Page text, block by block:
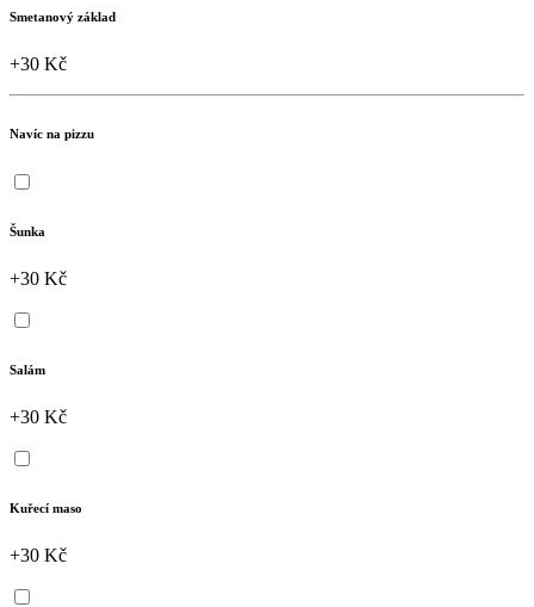
Smetanový základ
+30 Kč
Navíc na pizzu
Šunka
+30 Kč
Salám
+30 Kč
Kuřecí maso
+30 Kč